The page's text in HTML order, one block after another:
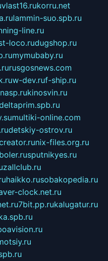
vlast16.rukorru.net
lammin-suo.spb.ru
line.ru
loco.rudugshop.ru
mymubaby.ru
rusgosnews.com
w-dev.ruf-ship.ru
kinosvin.ru
multiki-online.com
detskiy-ostrov.ru
nix-files.org.ru
sputnikyes.ru
zallclub.ru
haikko.rusobakopedia.ru
clock.net.ru
7bit.pp.rukalugatur.ru